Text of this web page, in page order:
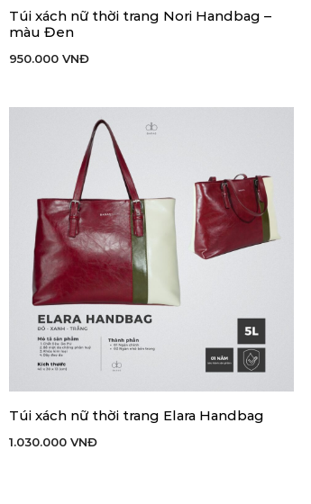
THÊM VÀO GIỎ HÀNG
Túi xách nữ thời trang Nori Handbag –
màu Đen
950.000 VNĐ
THÊM VÀO GIỎ HÀNG
Túi xách nữ thời trang Elara Handbag
1.030.000 VNĐ